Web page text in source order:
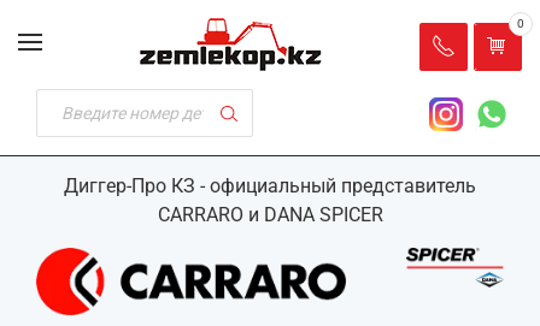
Диггер-Про КЗ - официальный представитель
CARRARO и DANA SPICER
0